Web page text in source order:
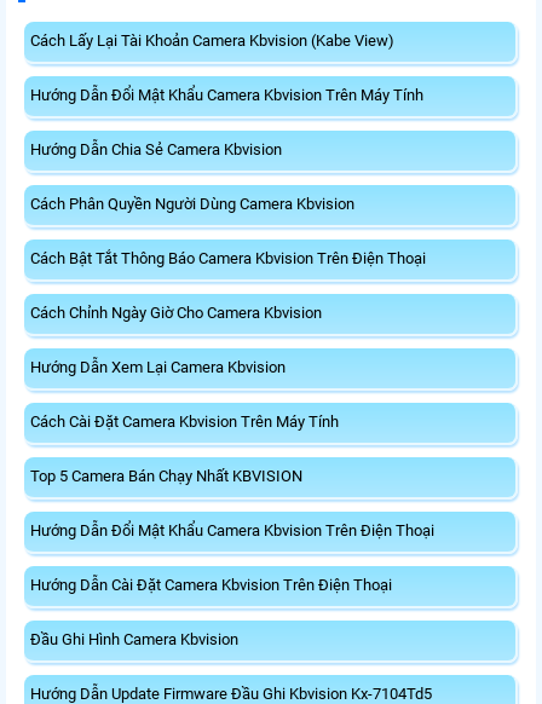
Cách Lấy Lại Tài Khoản Camera Kbvision (Kabe View)
Hướng Dẫn Đổi Mật Khẩu Camera Kbvision Trên Máy Tính
Hướng Dẫn Chia Sẻ Camera Kbvision
Cách Phân Quyền Người Dùng Camera Kbvision
Cách Bật Tắt Thông Báo Camera Kbvision Trên Điện Thoại
Cách Chỉnh Ngày Giờ Cho Camera Kbvision
Hướng Dẫn Xem Lại Camera Kbvision
Cách Cài Đặt Camera Kbvision Trên Máy Tính
Top 5 Camera Bán Chạy Nhất KBVISION
Hướng Dẫn Đổi Mật Khẩu Camera Kbvision Trên Điện Thoại
Hướng Dẫn Cài Đặt Camera Kbvision Trên Điện Thoại
Đầu Ghi Hình Camera Kbvision
Hướng Dẫn Update Firmware Đầu Ghi Kbvision Kx-7104Td5